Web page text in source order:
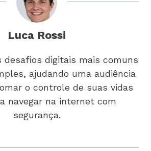
Luca Rossi
desafios digitais mais comuns
ajudando uma audiência
o controle de suas vidas
navegar na internet com
segurança.